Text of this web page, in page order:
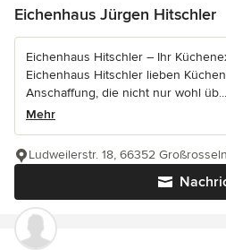
Eichenhaus Jürgen Hitschler
Eichenhaus Hitschler – Ihr
Eichenhaus Hitschler lieben
Anschaffung, die nicht nur wohl üb...
Mehr
Ludweilerstr. 18, 66352 Großrosseln